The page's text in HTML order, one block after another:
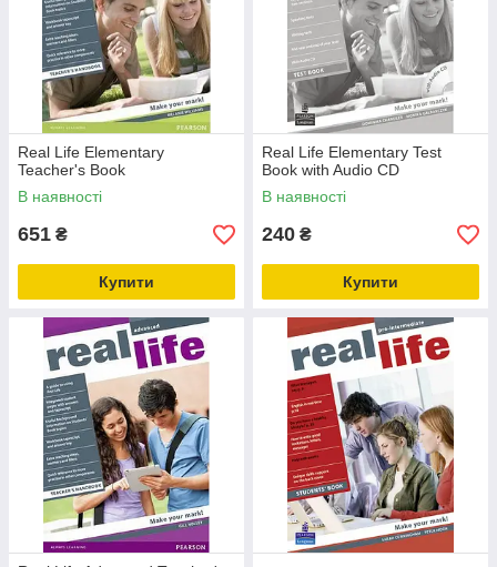
Real Life Elementary
Teacher's Book
В наявності
651 ₴
Купити
Real Life Elementary Test
Book with Audio CD
В наявності
240 ₴
Купити